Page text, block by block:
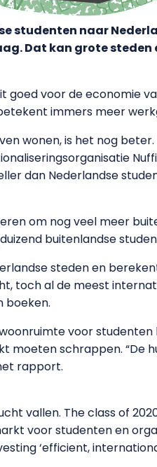
studenten naar
Dat kan grote steden
goed voor de economie
immers meer
wonen, is het nog
dan Nederlandse
om nog veel meer
buitenlandse
steden en
toch al de meest
boeken.
voor
moeten schrappen.
rapport.
vallen. The class of
voor studenten en
‘efficient,